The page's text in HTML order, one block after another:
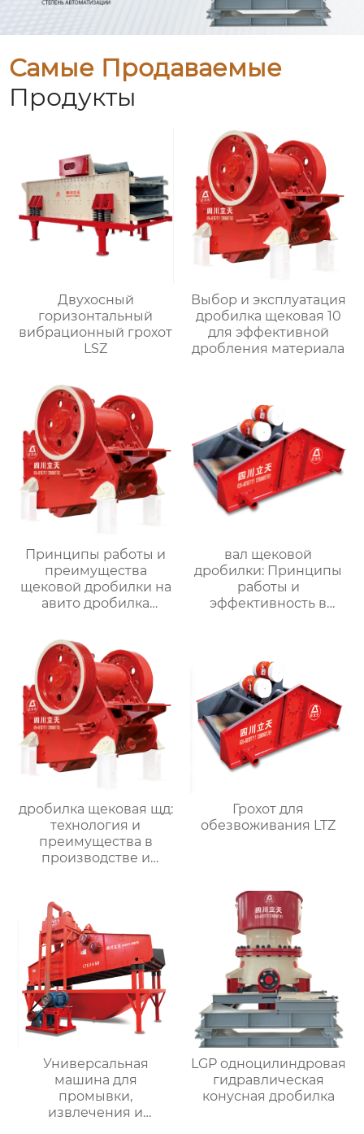
Самые Продаваемые
Продукты
Двухосный
горизонтальный
вибрационный грохот
LSZ
Выбор и эксплуатация
дробилка щековая 10
для эффективной
дробления материала
Принципы работы и
преимущества
щековой дробилки на
авито дробилка
вал щековой
дробилки: Принципы
работы и
эффективность в
дробилка щековая щд:
технология и
преимущества в
производстве и
Грохот для
обезвоживания LTZ
Универсальная
машина для
промывки,
извлечения и
LGP одноцилиндровая
гидравлическая
конусная дробилка